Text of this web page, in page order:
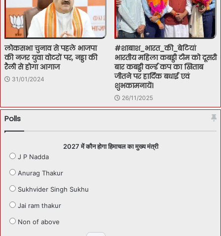
लोकसभा चुनाव से पहले भाजपा
की नजर युवा वोटरों पर, नड्डा की
रैली से होगा आगाज
31/01/2024
#शाबाश_भारत_की_बेटियां
भारतीय महिला कबड्डी टीम को दूसरी
बार कबड्डी वर्ल्ड कप का खिताब
जीतने पर हार्दिक बधाई एवं
शुभकामनायें।
26/11/2025
Polls
2027 में कौन होगा हिमाचल का मुख्य मंत्री
J P Nadda
Anurag Thakur
Sukhvider Singh Sukhu
Jai ram thakur
Non of above